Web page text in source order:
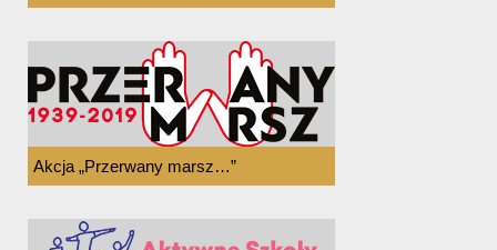
Akcja „Przerwany marsz…”